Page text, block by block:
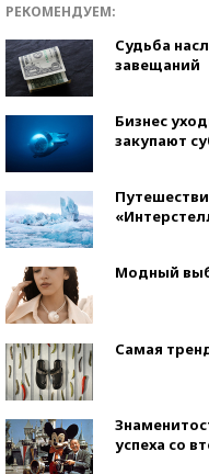
РЕКОМЕНДУЕМ:
Судьба
завещаний
Бизнес
закупают
Модный
Самая
успеха со